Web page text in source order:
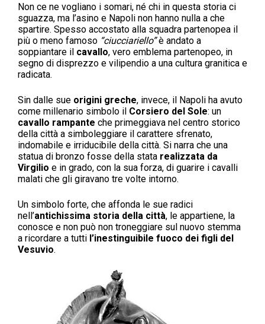
Non ce ne vogliano i somari, né chi in questa storia ci
sguazza, ma l’asino e Napoli non hanno nulla a che
spartire. Spesso accostato alla squadra partenopea il
più o meno famoso “ciucciariello”è andato a
soppiantare il cavallo, vero emblema partenopeo, in
segno di disprezzo e vilipendio a una cultura granitica e
radicata.
Sin dalle sue origini greche, invece, il Napoli ha avuto
come millenario simbolo il Corsiero del Sole: un
cavallo rampante che primeggiava nel centro storico
della città a simboleggiare il carattere sfrenato,
indomabile e irriducibile della città. Si narra che una
statua di bronzo fosse della stata realizzata da
Virgilio e in grado, con la sua forza, di guarire i cavalli
malati che gli giravano tre volte intorno.
Un simbolo forte, che affonda le sue radici
nell’antichissima storia della città, le appartiene, la
conosce e non può non troneggiare sul nuovo stemma
a ricordare a tutti l’inestinguibile fuoco dei figli del
Vesuvio.